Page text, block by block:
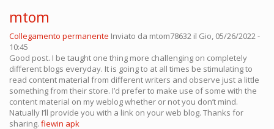
mtom
Collegamento permanente Inviato da mtom78632 il Gio, 05/26/2022 -
10:45
Good post. I be taught one thing more challenging on completely
different blogs everyday. It is going to at all times be stimulating to
read content material from different writers and observe just a little
something from their store. I’d prefer to make use of some with the
content material on my weblog whether or not you don’t mind.
Natually I’ll provide you with a link on your web blog. Thanks for
sharing. fiewin apk